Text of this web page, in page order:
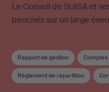
Le Conseil de SUISA et
penchés sur un large
Rapport de gestion
Règlement de répartition